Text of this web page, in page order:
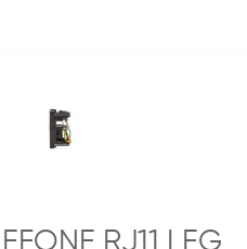
RJ11 LEG